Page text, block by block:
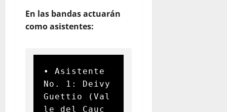
En las bandas actuarán
como asistentes:
• Asistente
No. 1: Deivy
Guettio (Val
le del Cauc